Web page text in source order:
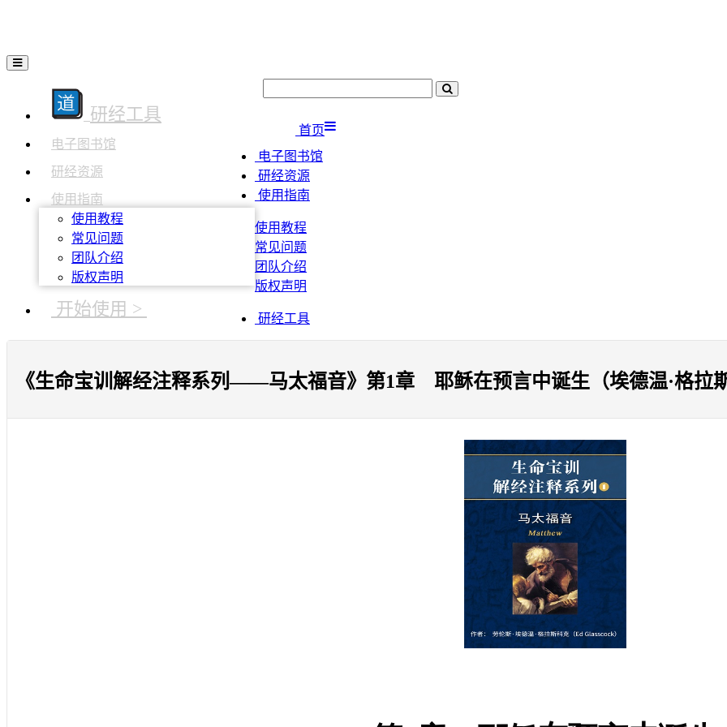
研经工具
电子图书馆
研经资源
使用指南
使用教程
常见问题
团队介绍
版权声明
开始使用 >
首页
电子图书馆
研经资源
使用指南
使用教程
常见问题
团队介绍
版权声明
研经工具
《生命宝训解经注释系列——马太福音》第1章 耶稣在预言中诞生（埃德温·格拉